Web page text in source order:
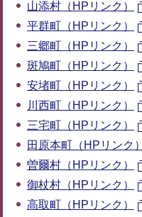
山添村（HPリンク）
平群町（HPリンク）
三郷町（HPリンク）
斑鳩町（HPリンク）
安堵町（HPリンク）
川西町（HPリンク）
三宅町（HPリンク）
田原本町（HPリンク）
曽爾村（HPリンク）
御杖村（HPリンク）
高取町（HPリンク）